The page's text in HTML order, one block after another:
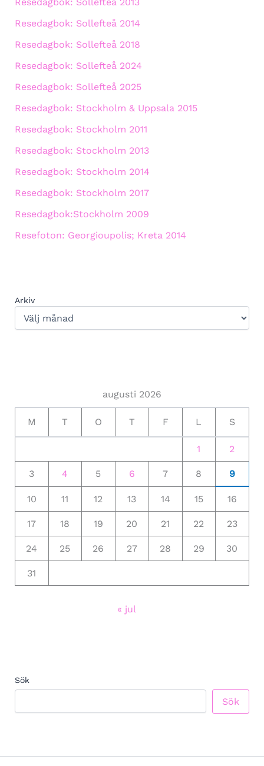
Resedagbok: Sollefteå 2013
Resedagbok: Sollefteå 2014
Resedagbok: Sollefteå 2018
Resedagbok: Sollefteå 2024
Resedagbok: Sollefteå 2025
Resedagbok: Stockholm & Uppsala 2015
Resedagbok: Stockholm 2011
Resedagbok: Stockholm 2013
Resedagbok: Stockholm 2014
Resedagbok: Stockholm 2017
Resedagbok:Stockholm 2009
Resefoton: Georgioupolis; Kreta 2014
Arkiv
augusti 2026
M T O T F L S
1 2
3 4 5 6 7 8 9
10 11 12 13 14 15 16
17 18 19 20 21 22 23
24 25 26 27 28 29 30
31
« jul
Sök
Sök